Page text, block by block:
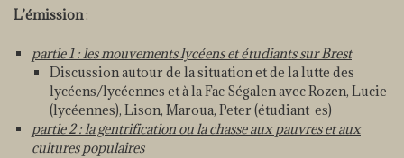
L’émission:
partie 1 : les mouvements lycéens et étudiants sur Brest
Discussion autour de la situation et de la lutte des
lycéens/lycéennes et à la Fac Ségalen avec Rozen, Lucie
(lycéennes), Lison, Maroua, Peter (étudiant-es)
partie 2 : la gentrification ou la chasse aux pauvres et aux
cultures populaires